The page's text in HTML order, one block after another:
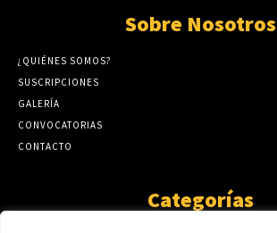
Sobre Nosotros
¿QUIÉNES SOMOS?
SUSCRIPCIONES
GALERÍA
CONVOCATORIAS
CONTACTO
Categorías